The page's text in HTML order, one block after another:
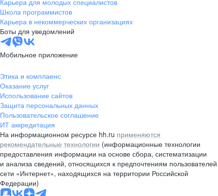
Карьера для молодых специалистов
Школа программистов
Карьера в некоммерческих организациях
Боты для уведомлений
Мобильное приложение
Этика и комплаенс
Оказание услуг
Использование сайтов
Защита персональных данных
Пользовательское соглашение
ИТ аккредитация
На информационном ресурсе hh.ru применяются
рекомендательные технологии (информационные технологии
предоставления информации на основе сбора, систематизации
и анализа сведений, относящихся к предпочтениям пользователей
сети «Интернет», находящихся на территории Российской
Федерации)